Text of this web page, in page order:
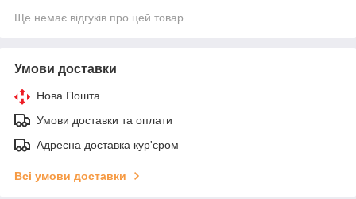
Ще немає відгуків про цей товар
Умови доставки
Нова Пошта
Умови доставки та оплати
Адресна доставка кур'єром
Всі умови доставки